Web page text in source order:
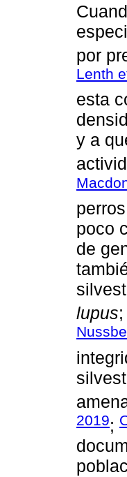
por
Lenth
esta
y a
poco
de
lupus;
2019;